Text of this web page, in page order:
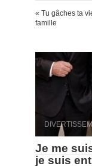
« Tu gâches ta
famille
Je me
je suis